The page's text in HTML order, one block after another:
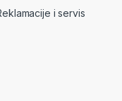
i servis